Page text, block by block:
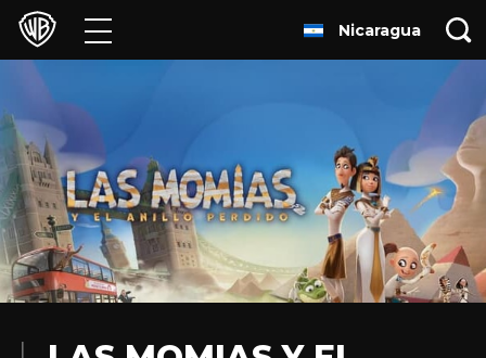
Películas
Juegos y Aplicaciones
Franquicias
Colecciones
Nicaragua